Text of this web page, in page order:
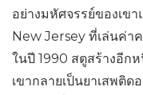
อย่างมหัศจรรย์ของเข
New Jersey ที่เล่นค่
ในปี 1990 สตูสร้างอีก
เขากลายเป็นยาเสพติด